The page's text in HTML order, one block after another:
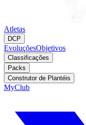
Atletas
DCP
EvoluçõesObjetivos
Classificações
Packs
Construtor de Plantéis
MyClub